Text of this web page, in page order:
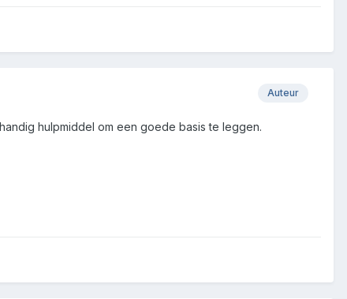
Auteur
hulpmiddel om een goede basis te leggen.